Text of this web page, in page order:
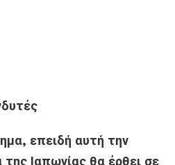
επειδή αυτή την
Ιαπωνίας θα έρθει σε